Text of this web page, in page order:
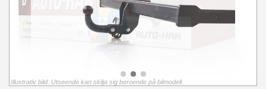
Illustrativ bild. Utseende kan skilja sig beroende på bilmodell.